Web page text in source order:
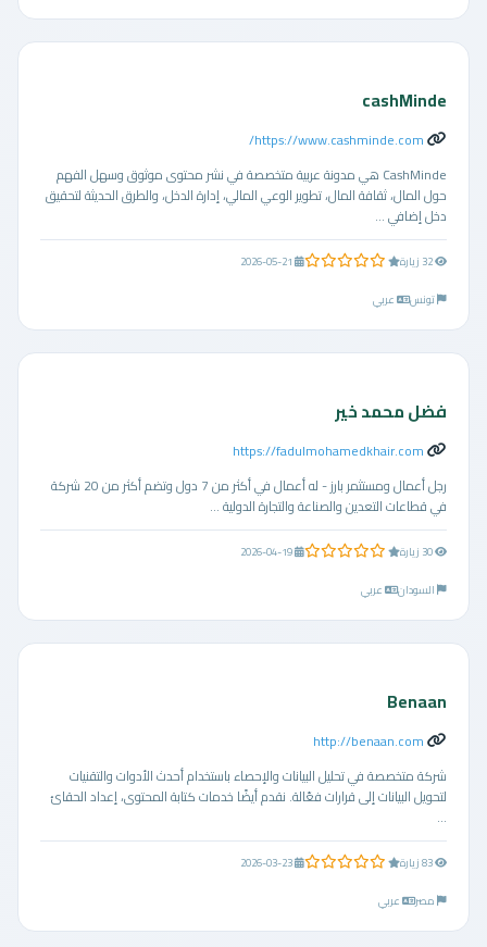
cashMinde
https://www.cashminde.com/
CashMinde هي مدونة عربية متخصصة في نشر محتوى موثوق وسهل الفهم
حول المال، ثقافة المال، تطوير الوعي المالي، إدارة الدخل، والطرق الحديثة لتحقيق
دخل إضافي ...
0.0 من 5 نجوم
تونس
عربي
فضل محمد خير
https://fadulmohamedkhair.com
رجل أعمال ومستثمر بارز - له أعمال في أكثر من 7 دول وتضم أكثر من 20 شركة
في قطاعات التعدين والصناعة والتجارة الدولية ...
0.0 من 5 نجوم
السودان
عربي
Benaan
http://benaan.com
شركة متخصصة في تحليل البيانات والإحصاء باستخدام أحدث الأدوات والتقنيات
لتحويل البيانات إلى قرارات فعّالة. نقدم أيضًا خدمات كتابة المحتوى، إعداد الحقائ
...
0.0 من 5 نجوم
مصر
عربي